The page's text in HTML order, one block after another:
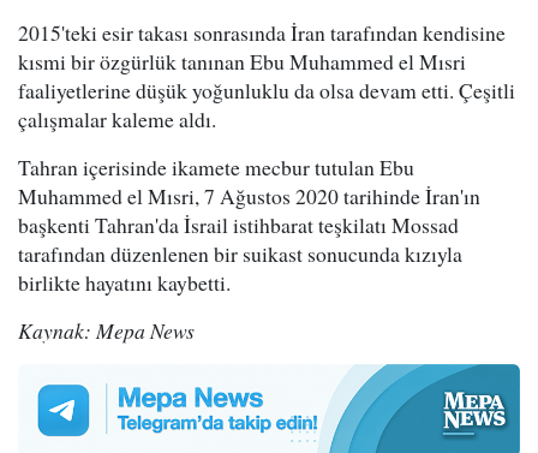
2015'teki esir takası sonrasında İran tarafından kendisine
kısmi bir özgürlük tanınan Ebu Muhammed el Mısri
faaliyetlerine düşük yoğunluklu da olsa devam etti. Çeşitli
çalışmalar kaleme aldı.
Tahran içerisinde ikamete mecbur tutulan Ebu
Muhammed el Mısri, 7 Ağustos 2020 tarihinde İran'ın
başkenti Tahran'da İsrail istihbarat teşkilatı Mossad
tarafından düzenlenen bir suikast sonucunda kızıyla
birlikte hayatını kaybetti.
Kaynak: Mepa News